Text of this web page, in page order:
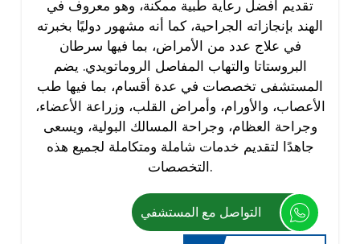
تقديم أفضل رعاية طبية ممكنة، وهو معروف في
الهند بإنجازاته الجراحية، كما أنه مشهور دوليًا بخبرته
في علاج عدد من الأمراض، بما فيها سرطان
البروستاتا والتهاب المفاصل الروماتويدي. يضم
المستشفى تخصصات في عدة أقسام، بما فيها طب
الأعصاب، والأورام، وأمراض القلب، وزراعة الأعضاء،
وجراحة العظام، وجراحة المسالك البولية، ويسعى
جاهدًا لتقديم خدمات شاملة ومتكاملة لجميع هذه
التخصصات.
التواصل مع المستشفي